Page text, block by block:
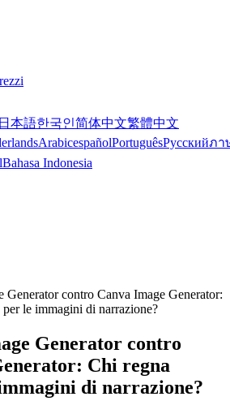
日本語한국인简体中文繁體中文
ArabicespañolPortuguêsРусскийภา
Bahasa Indonesia
Generator contro Canva Image Generator:
le immagini di narrazione?
Generator contro
Chi regna
di narrazione?